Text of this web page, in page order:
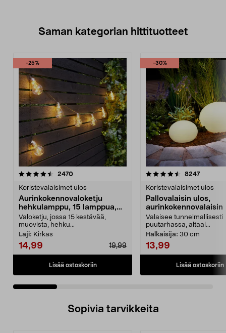
Saman kategorian hittituotteet
-25%
2470arvostelut
Koristevalaisimet ulos
Aurinkokennovaloketju
hehkulamppu, 15 lamppua,
7,2 m
Valoketju, jossa 15 kestävää,
muovista, hehku...
Laji: Kirkas
14,99 19,99
Lisää ostoskoriin
-30%
4.5 viidestä
8247
Koristevalaisimet ulos
Pallovalaisin ulos,
aurinkokennovalaisin
Valaisee tunnelmallisesti
puutarhassa, altaal...
Halkaisija: 30 cm
13,99
Lisää ostoskoriin
4.5 viidestä
Sopivia tarvikkeita